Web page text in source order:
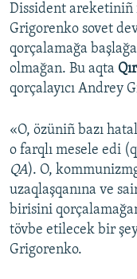
RFE/RS bütün
Dissident areketiniñ
Grigorenko sovet
qorçalamağa
olmağan. Bu aqta
qorçalayıcı Andrey
«O, özüniñ bazı
o farqlı mesele edi
QA). O,
uzaqlaşqanına ve
birisini
tövbe etilecek bir
Grigorenko.